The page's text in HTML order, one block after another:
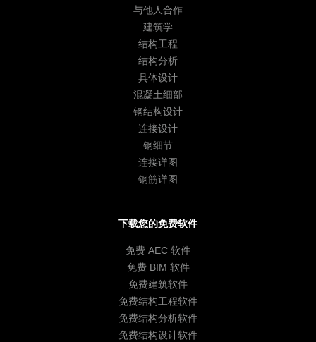
与他人合作
建筑学
结构工程
结构分析
具体设计
混凝土细部
钢结构设计
连接设计
钢细节
连接详图
钢筋详图
下载您的免费软件
免费 AEC 软件
免费 BIM 软件
免费建筑软件
免费结构工程软件
免费结构分析软件
免费结构设计软件